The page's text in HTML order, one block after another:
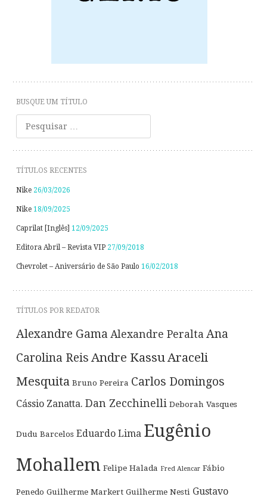
BUSQUE UM TÍTULO
Pesquisar
TÍTULOS RECENTES
Nike 26/03/2026
Nike 18/09/2025
Caprilat [Inglês] 12/09/2025
Editora Abril – Revista VIP 27/09/2018
Chevrolet – Aniversário de São Paulo 16/02/2018
TÍTULOS POR REDATOR
Alexandre Gama Alexandre Peralta Ana
Carolina Reis Andre KassuAraceli
Mesquita Bruno Pereira Carlos Domingos
Cássio Zanatta. Dan Zecchinelli Deborah Vasques
Dudu Barcelos Eduardo Lima Eugênio
Mohallem Felipe Halada Fred Alencar Fábio
Penedo Guilherme Markert Guilherme Nesti Gustavo